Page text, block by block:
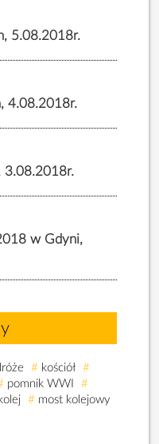
5.08.2018r.
4.08.2018r.
3.08.2018r.
w Gdyni,
# kościół #
pomnik WWI
#
kolej # most kolejowy